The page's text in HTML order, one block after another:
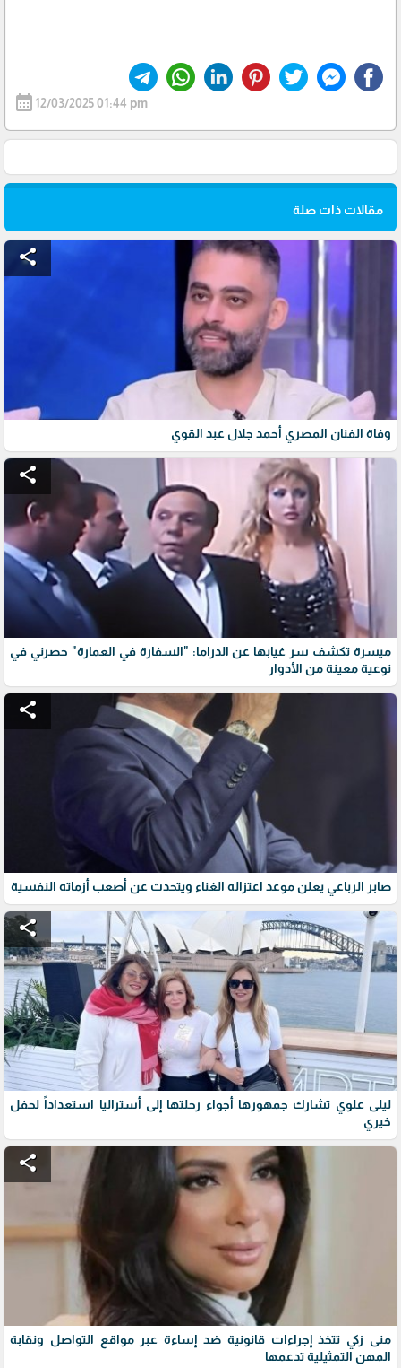
calendar_month 12/03/2025 01:44 pm
مقالات ذات صلة
share
وفاة الفنان المصري أحمد جلال عبد القوي
share
ميسرة تكشف سر غيابها عن الدراما: "السفارة في العمارة" حصرني في
نوعية معينة من الأدوار
share
صابر الرباعي يعلن موعد اعتزاله الغناء ويتحدث عن أصعب أزماته النفسية
share
ليلى علوي تشارك جمهورها أجواء رحلتها إلى أستراليا استعداداً لحفل
خيري
share
منى زكي تتخذ إجراءات قانونية ضد إساءة عبر مواقع التواصل ونقابة
المهن التمثيلية تدعمها